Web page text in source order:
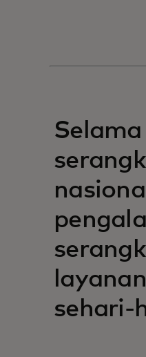
sehari-